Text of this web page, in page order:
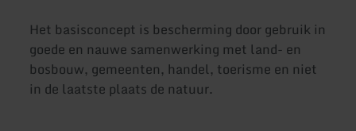
Het basisconcept is bescherming door gebruik in
goede en nauwe samenwerking met land- en
bosbouw, gemeenten, handel, toerisme en niet
in de laatste plaats de natuur.